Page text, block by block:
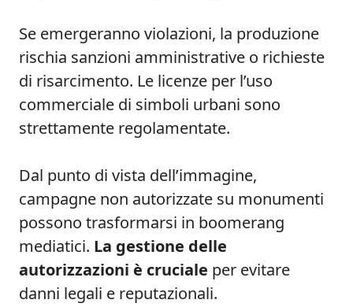
Se emergeranno violazioni, la produzione
rischia sanzioni amministrative o richieste
di risarcimento. Le licenze per l’uso
commerciale di simboli urbani sono
strettamente regolamentate.
Dal punto di vista dell’immagine,
campagne non autorizzate su monumenti
possono trasformarsi in boomerang
mediatici. La gestione delle
autorizzazioni è cruciale per evitare
danni legali e reputazionali.